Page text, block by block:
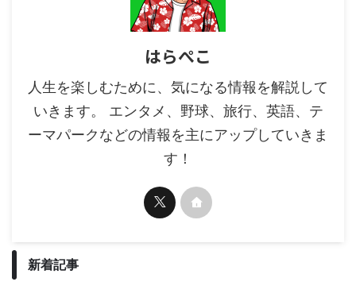
はらぺこ
人生を楽しむために、気になる情報を解説して
いきます。 エンタメ、野球、旅行、英語、テ
ーマパークなどの情報を主にアップしていきま
す！
新着記事